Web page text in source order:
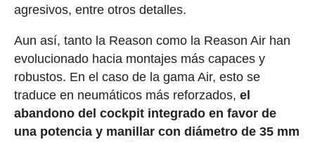
agresivos, entre otros detalles.
Aun así, tanto la Reason como la Reason Air han
evolucionado hacia montajes más capaces y
robustos. En el caso de la gama Air, esto se
traduce en neumáticos más reforzados, el
abandono del cockpit integrado en favor de
una potencia y manillar con diámetro de 35 mm